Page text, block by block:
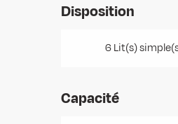
Disposition
6 Lit(s)
Capacité